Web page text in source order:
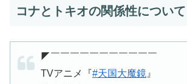
コナとトキオの関係性について
◤￣￣￣￣￣￣￣￣￣￣￣
TVアニメ『#天国大魔鏡 』